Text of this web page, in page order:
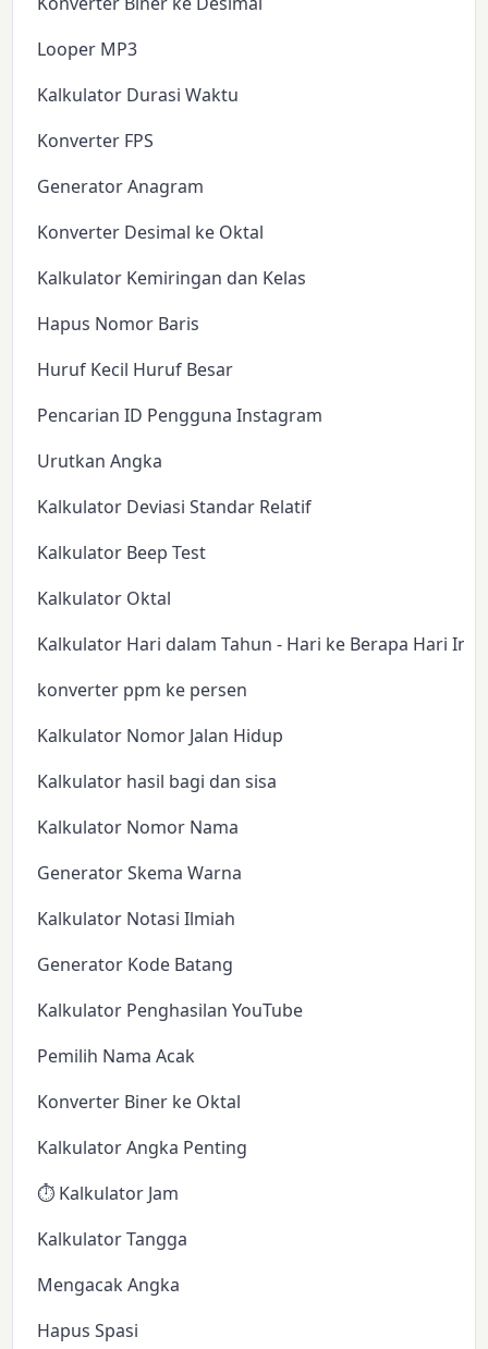
Looper MP3
Kalkulator Durasi Waktu
Konverter FPS
Generator Anagram
Konverter Desimal ke Oktal
Kalkulator Kemiringan dan Kelas
Hapus Nomor Baris
Huruf Kecil Huruf Besar
Pencarian ID Pengguna Instagram
Urutkan Angka
Kalkulator Deviasi Standar Relatif
Kalkulator Beep Test
Kalkulator Oktal
Kalkulator Hari dalam Tahun - Hari ke Berapa Hari Ini?
konverter ppm ke persen
Kalkulator Nomor Jalan Hidup
Kalkulator hasil bagi dan sisa
Kalkulator Nomor Nama
Generator Skema Warna
Kalkulator Notasi Ilmiah
Generator Kode Batang
Kalkulator Penghasilan YouTube
Pemilih Nama Acak
Konverter Biner ke Oktal
Kalkulator Angka Penting
⏱️ Kalkulator Jam
Kalkulator Tangga
Mengacak Angka
Hapus Spasi